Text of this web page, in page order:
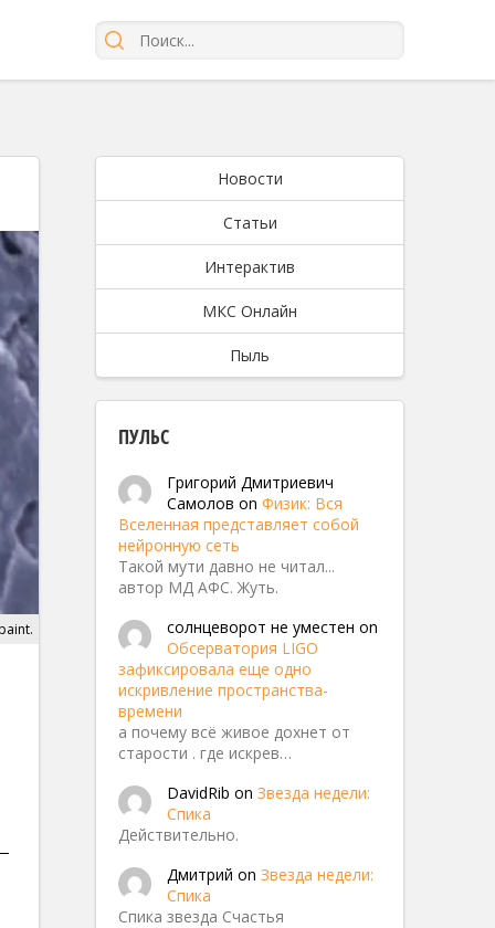
Новости
Статьи
Интерактив
МКС Онлайн
Пыль
ПУЛЬС
Григорий Дмитриевич
Самолов on Физик: Вся
Вселенная представляет собой
нейронную сеть
Такой мути давно не читал...
автор МД АФС. Жуть.
солнцеворот не уместен on
Обсерватория LIGO
зафиксировала еще одно
искривление пространства-
времени
а почему всё живое дохнет от
старости . где искрев…
DavidRib on Звезда недели:
Спика
Действительно.
Дмитрий on Звезда недели:
Спика
Спика звезда Счастья